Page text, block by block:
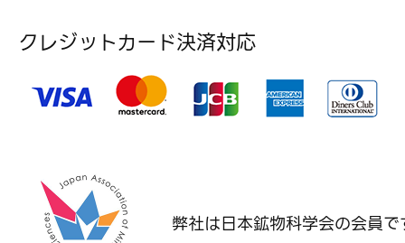
クレジットカード決済対応
弊社は日本鉱物科学会の会員で